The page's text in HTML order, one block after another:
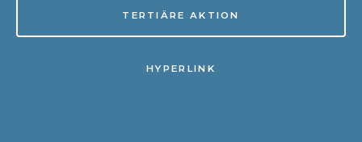
TERTIÄRE AKTION
HYPERLINK